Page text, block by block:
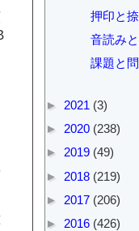
押印と
音読み
課題と
► 2021 (3)
► 2020 (238)
► 2019 (49)
► 2018 (219)
► 2017 (206)
► 2016 (426)